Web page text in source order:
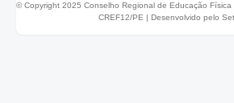
© Copyright 2025 Conselho Regional de Educação
CREF12/PE | Desenvolvido pelo